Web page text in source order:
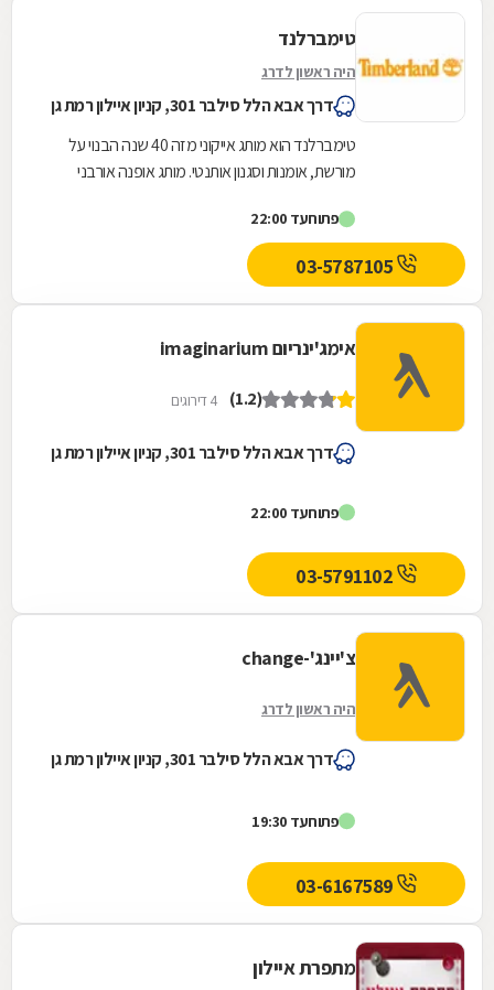
טימברלנד
היה ראשון לדרג
דרך אבא הלל סילבר 301, קניון איילון רמת גן
טימברלנד הוא מותג אייקוני מזה 40 שנה הבנוי על
מורשת, אומנות וסגנון אותנטי. מותג אופנה אורבני
פתוחעד 22:00
אימג'ינריום imaginarium
(1.2) 4 דירוגים
דרך אבא הלל סילבר 301, קניון איילון רמת גן
פתוחעד 22:00
צ'יינג'-change
היה ראשון לדרג
דרך אבא הלל סילבר 301, קניון איילון רמת גן
פתוחעד 19:30
03-6167589
מתפרת איילון